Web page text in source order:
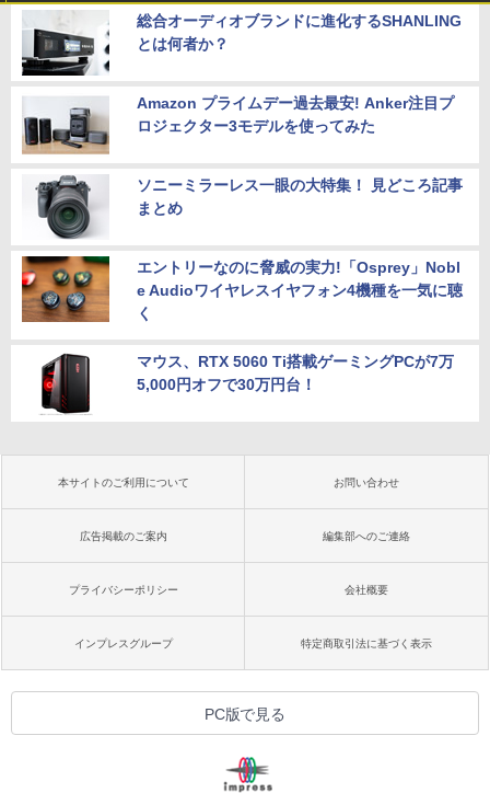
総合オーディオブランドに進化するSHANLING
とは何者か？
Amazon プライムデー過去最安! Anker注目プ
ロジェクター3モデルを使ってみた
ソニーミラーレス一眼の大特集！ 見どころ記事
まとめ
エントリーなのに脅威の実力!「Osprey」Nobl
e Audioワイヤレスイヤフォン4機種を一気に聴
く
マウス、RTX 5060 Ti搭載ゲーミングPCが7万
5,000円オフで30万円台！
本サイトのご利用について お問い合わせ
広告掲載のご案内 編集部へのご連絡
プライバシーポリシー 会社概要
インプレスグループ 特定商取引法に基づく表示
PC版で見る